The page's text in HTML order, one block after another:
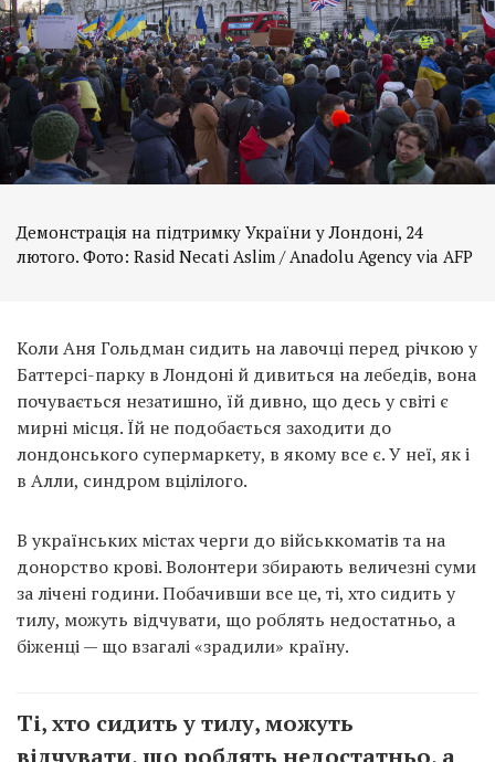
Демонстрація на підтримку України у Лондоні, 24
лютого. Фото: Rasid Necati Aslim / Anadolu Agency via AFP
Коли Аня Гольдман сидить на лавочці перед річкою у
Баттерсі-парку в Лондоні й дивиться на лебедів, вона
почувається незатишно, їй дивно, що десь у світі є
мирні місця. Їй не подобається заходити до
лондонського супермаркету, в якому все є. У неї, як і
в Алли, синдром вцілілого.
В українських містах черги до військкоматів та на
донорство крові. Волонтери збирають величезні суми
за лічені години. Побачивши все це, ті, хто сидить у
тилу, можуть відчувати, що роблять недостатньо, а
біженці — що взагалі «зрадили» країну.
Ті, хто сидить у тилу, можуть
відчувати, що роблять недостатньо, а